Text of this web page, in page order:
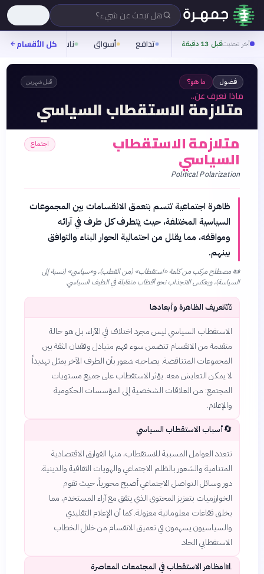
هل تبحث عن شيء؟
آخر تحديثقبل 13 دقيقة تدافع أسواق ناس روح
كل الأقسام
فضول ما هو؟ قبل شهرين
ماذا تعرف عن..
متلازمة الاستقطاب السياسي
متلازمة الاستقطاب
السياسي
Political Polarization
اجتماع
ظاهرة اجتماعية تتسم بتعمق الانقسامات بين المجموعات
السياسية المختلفة، حيث يتطرف كل طرف في آرائه
ومواقفه، مما يقلل من احتمالية الحوار البناء والتوافق
بينهم.
📜 مصطلح مركب من كلمة «استقطاب» (من القطب)، و«سياسي» (نسبة إلى
السياسة)، ويعكس الانجذاب نحو أقطاب متقابلة في الطيف السياسي.
⚖️تعريف الظاهرة وأبعادها
الاستقطاب السياسي ليس مجرد اختلاف في الآراء، بل هو حالة
متقدمة من الانقسام تتضمن سوء فهم متبادل وفقدان الثقة بين
المجموعات المتناقضة. يصاحبه شعور بأن الطرف الآخر يمثل تهديداً
لا يمكن التعايش معه. يؤثر الاستقطاب على جميع مستويات
المجتمع: من العلاقات الشخصية إلى المؤسسات الحكومية
والإعلام.
🔄أسباب الاستقطاب السياسي
تتعدد العوامل المسببة للاستقطاب، منها الفوارق الاقتصادية
المتنامية والشعور بالظلم الاجتماعي والهويات الثقافية والدينية.
دور وسائل التواصل الاجتماعي أصبح محورياً، حيث تقوم
الخوارزميات بتعزيز المحتوى الذي يتفق مع آراء المستخدم، مما
يخلق فقاعات معلوماتية معزولة. كما أن الإعلام التقليدي
والسياسيون يسهمون في تعميق الانقسام من خلال الخطاب
الاستقطابي الحاد.
📊مظاهر الاستقطاب في المجتمعات المعاصرة